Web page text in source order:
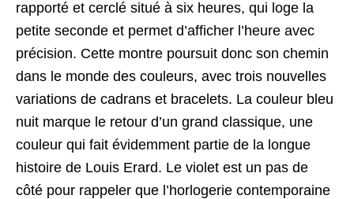
rapporté et cerclé situé à six heures, qui loge la
petite seconde et permet d’afficher l’heure avec
précision. Cette montre poursuit donc son chemin
dans le monde des couleurs, avec trois nouvelles
variations de cadrans et bracelets. La couleur bleu
nuit marque le retour d’un grand classique, une
couleur qui fait évidemment partie de la longue
histoire de Louis Erard. Le violet est un pas de
côté pour rappeler que l’horlogerie contemporaine